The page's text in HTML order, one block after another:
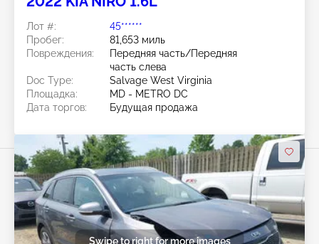
Лот #:
45******
Пробег:
81,653 миль
Повреждения:
Передняя часть/Передняя
часть слева
Doc Type:
Salvage West Virginia
Площадка:
MD - METRO DC
Дата торгов:
Будущая продажа
Swipe to right for more images